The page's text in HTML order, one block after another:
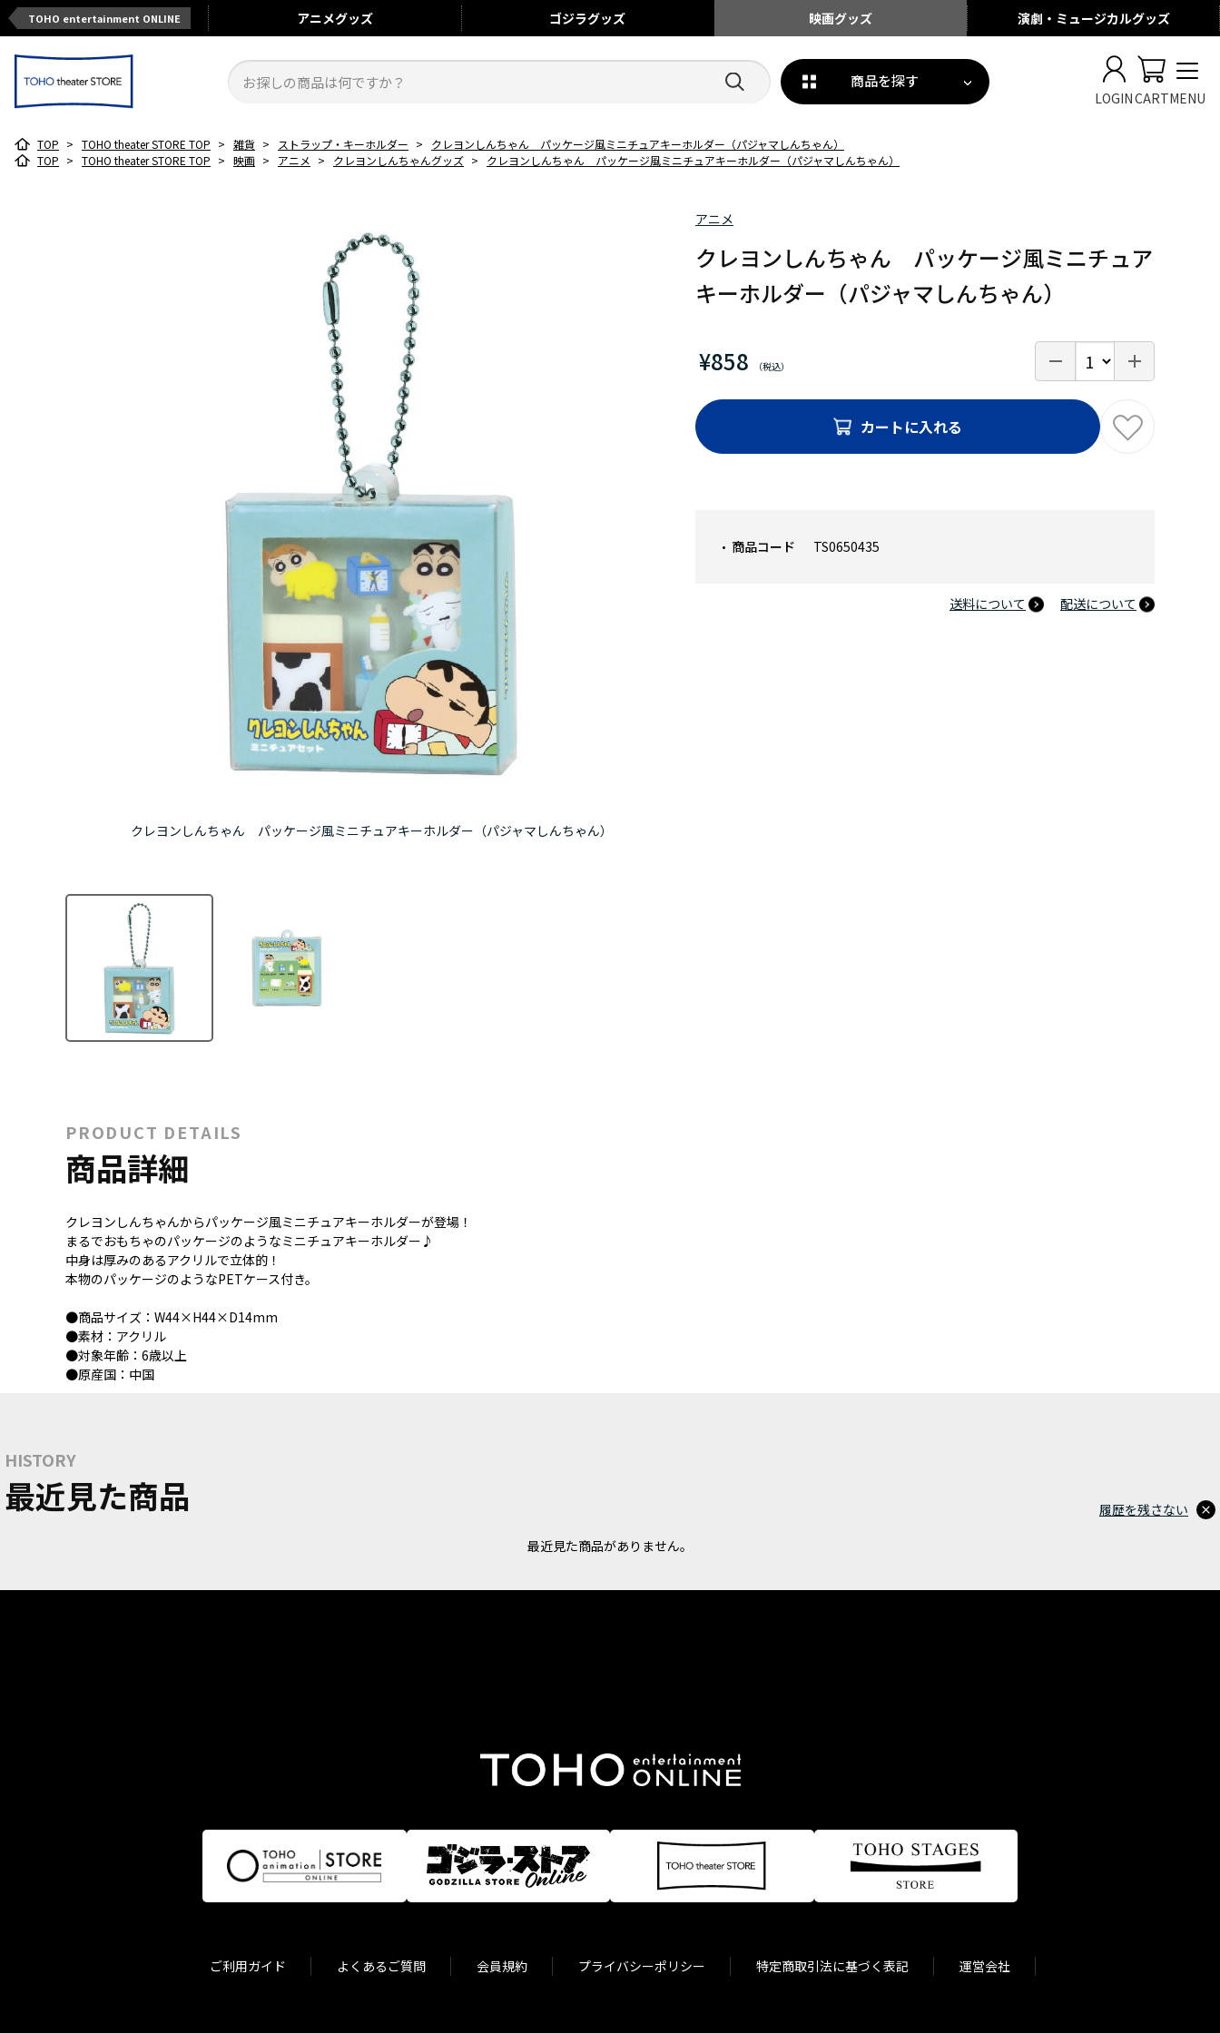
TOHO entertainment ONLINE アニメグッズ ゴジラグッズ 映画グッズ 演劇・ミュージカルグッズ
商品を探す
LOGINCARTMENU
TOP > TOHO theater STORE TOP > 雑貨 > ストラップ・キーホルダー >
クレヨンしんちゃん パッケージ風ミニチュアキーホルダー（パジャマしんちゃん）
TOP > TOHO theater STORE TOP > 映画 > アニメ > クレヨンしんちゃんグッズ > クレヨンしんちゃん パッケージ風ミニチュアキーホルダー（パジャマしんちゃん）
クレヨンしんちゃん パッケージ風ミニチュアキーホルダー（パジャマしんちゃん）
アニメ
クレヨンしんちゃん パッケージ風ミニチュア
キーホルダー（パジャマしんちゃん）
¥858
商品コード TS0650435
送料について 配送について
カートに入れる
PRODUCT DETAILS
商品詳細
クレヨンしんちゃんからパッケージ風ミニチュアキーホルダーが登場！
まるでおもちゃのパッケージのようなミニチュアキーホルダー♪
中身は厚みのあるアクリルで立体的！
本物のパッケージのようなPETケース付き。
●商品サイズ：W44×H44×D14mm
●素材：アクリル
●対象年齢：6歳以上
●原産国：中国
HISTORY
最近見た商品
最近見た商品がありません。
履歴を残さない
ご利用ガイド よくあるご質問 会員規約 プライバシーポリシー 特定商取引法に基づく表記 運営会社